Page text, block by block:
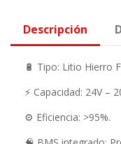
Descripción
🔋 Tipo: Litio Hierro
⚡ Capacidad: 24V –
⚙️ Eficiencia: >95%.